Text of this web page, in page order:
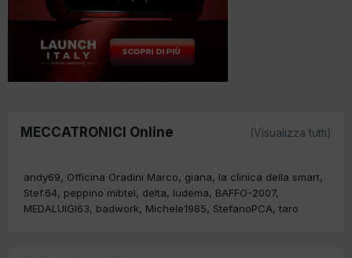
MECCATRONICI Online (Visualizza tutti)
andy69 Officina Oradini Marco giana
la clinica della smart
Stef.64
peppino mibtel delta ludema
BAFFO-2007
MEDALUIGI63
badwork Michele1985 StefanoPCA taro